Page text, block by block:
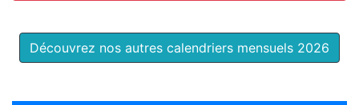
Découvrez nos autres calendriers mensuels 2026